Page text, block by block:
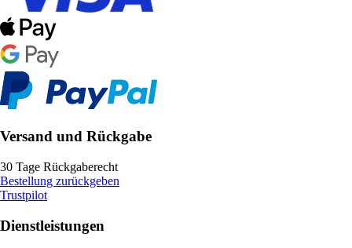
Versand und Rückgabe
30 Tage Rückgaberecht
Bestellung zurückgeben
Trustpilot
Dienstleistungen